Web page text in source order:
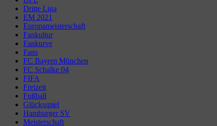
Dritte Liga
EM 2021
Europameisterschaft
Fankultur
Fankurve
Fans
FC Bayern München
FC Schalke 04
FIFA
Freizeit
Fußball
Glücksspiel
Hamburger SV
Meisterschaft